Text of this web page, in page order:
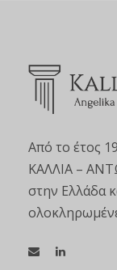
Από το έτος
ΚΑΛΛΙΑ –
στην Ελλάδα